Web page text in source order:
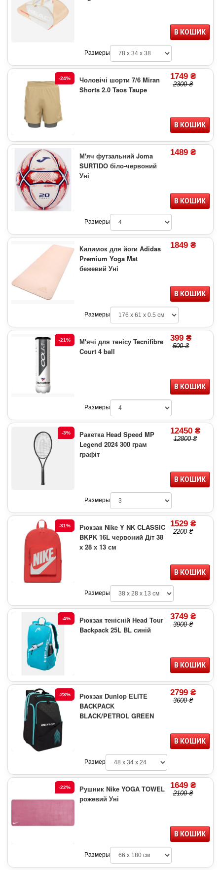
В КОШИК
Размеры
-24%
Чоловічі шорти 7/6 Miran
Shorts 2.0 Taos Taupe
1749 ₴
2300 ₴
В КОШИК
М'яч футзальний Joma
SURTIDO біло-червоний
Уні
1489 ₴
В КОШИК
Размеры
Килимок для йоги Adidas
Premium Yoga Mat
бежевий Уні
1849 ₴
В КОШИК
Размеры
-21%
М'ячі для тенісу Tecnifibre
Court 4 ball
399 ₴
500 ₴
В КОШИК
Размеры
-3%
Ракетка Head Speed MP
Legend 2024 300 грам
графіт
12450 ₴
12800 ₴
В КОШИК
Размеры
-31%
Рюкзак Nike Y NK CLASSIC
BKPK 16L червоний Діт 38
х 28 х 13 см
1529 ₴
2200 ₴
В КОШИК
Размеры
-4%
Рюкзак тенісній Head Tour
Backpack 25L BL синій
3749 ₴
3900 ₴
В КОШИК
-23%
Рюкзак Dunlop ELITE
BACKPACK
BLACK/PETROL GREEN
2799 ₴
3600 ₴
В КОШИК
Размер
-22%
Рушник Nike YOGA TOWEL
рожевий Уні
1649 ₴
2100 ₴
В КОШИК
Размеры